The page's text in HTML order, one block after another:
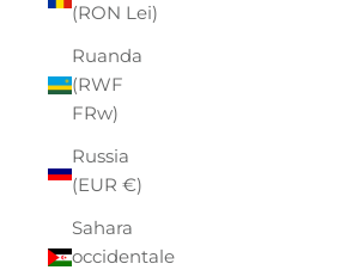
(RON Lei)
Ruanda
(RWF
FRw)
Russia
(EUR €)
Sahara
occidentale